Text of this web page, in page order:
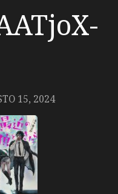
15, 2024